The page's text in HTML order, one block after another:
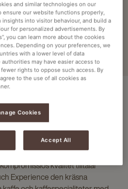
en offert
mer information
Specifikationer
kvalitet tilltalar
Experience den kräsna
and similar technologies on our
ensure our website functions properly,
into visitor behaviour, and build a
for personalized advertisements. By
you can learn more about the cookies
Depending on your preferences, we
with a lower level of data
may have easier access to
rights to oppose such access. By
to the use of all cookies as
Cookies
Accept All